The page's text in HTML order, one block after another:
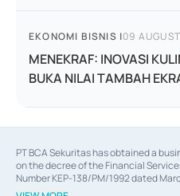
EKONOMI BISNIS |09
MENEKRAF: INOVASI
BUKA NILAI TAMBAH
PT BCA Sekuritas has obtained a
on the decree of the Financial
Number KEP-138/PM/1992 dated
dated February 28, 2014, a business